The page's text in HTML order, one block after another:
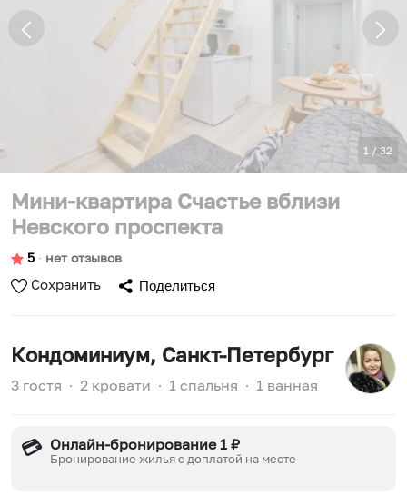
1 / 32
Мини-квартира Счастье вблизи
Невского проспекта
5 ∙ нет отзывов
Сохранить Поделиться
Кондоминиум, Санкт-Петербург
3 гостя ∙ 2 кровати ∙ 1 спальня ∙ 1 ванная
💳 Онлайн-бронирование 1 ₽
Бронирование жилья с доплатой на месте